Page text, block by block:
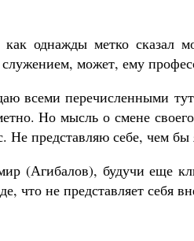
однажды метко сказал
может, ему
всеми перечисленными
Но мысль о смене
Не представляю себе, чем
(Агибалов), будучи еще
что не представляет себя